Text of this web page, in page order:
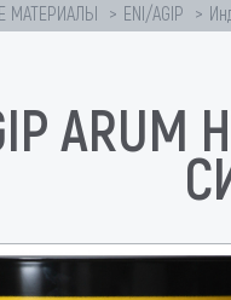
МАТЕРИАЛЫ ENI/AGIP